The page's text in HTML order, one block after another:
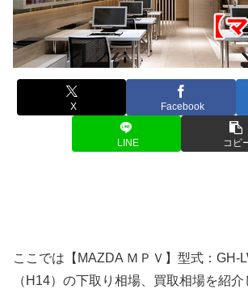
X Facebook
LINE コピ
ここでは【MAZDA ＭＰＶ】型式：GH-
（H14）の下取り相場、買取相場を紹介